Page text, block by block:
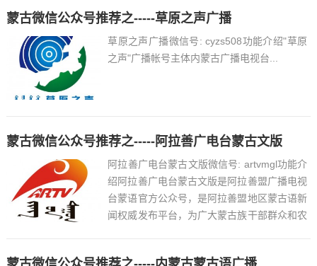
蒙古微信公众号推荐之-----草原之声广播
草原之声广播微信号: cyzs508功能介绍"草原
之声"广播帐号主体内蒙古广播电视台...
蒙古微信公众号推荐之-----阿拉善广电台蒙古文版
阿拉善广电台蒙古文版微信号: artvmgl功能介
绍阿拉善广电台蒙古文版是阿拉善盟广播电视
台蒙语官方公众号，是阿拉善盟地区蒙古语新
闻权威发布平台，为广大蒙古族干部群众和农